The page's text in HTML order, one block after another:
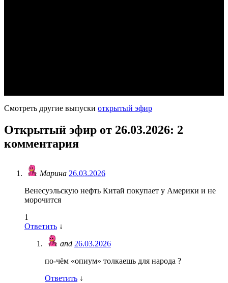
Смотреть другие выпуски открытый эфир
Открытый эфир от 26.03.2026: 2
комментария
Марина 26.03.2026
Венесуэльскую нефть Китай покупает у Америки и не
морочится
1
Ответить ↓
and 26.03.2026
по-чём «опиум» толкаешь для народа ?
Ответить ↓